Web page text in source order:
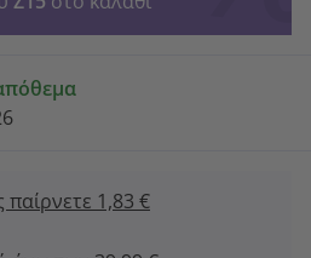
1,83 €